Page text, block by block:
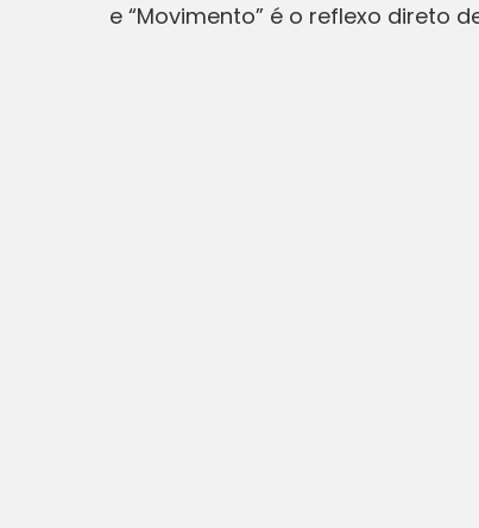
e “Movimento” é o reflexo direto